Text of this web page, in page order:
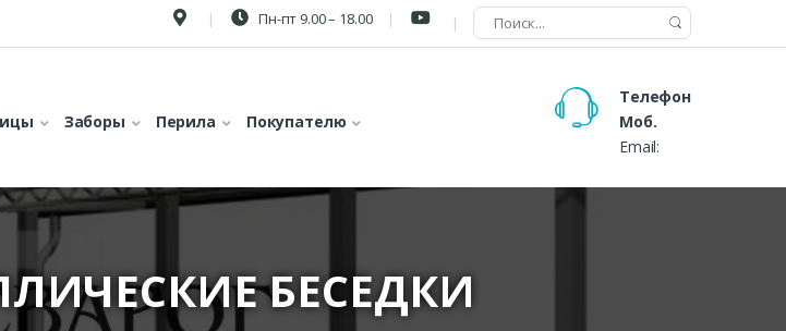
Пн-пт 9.00 – 18.00
Заборы Перила Покупателю
Телефон
Моб.
Email:
БЕСЕДКИ